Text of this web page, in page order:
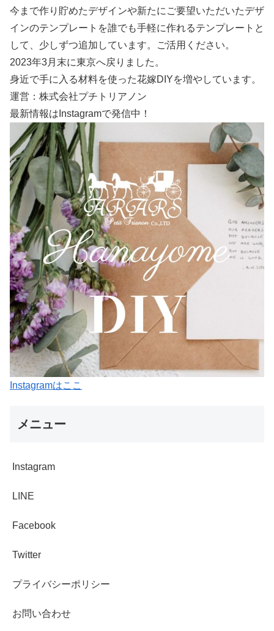
今まで作り貯めたデザインや新たにご要望いただいたデザ
インのテンプレートを誰でも手軽に作れるテンプレートと
して、少しずつ追加しています。ご活用ください。
2023年3月末に東京へ戻りました。
身近で手に入る材料を使った花嫁DIYを増やしています。
運営：株式会社プチトリアノン
最新情報はInstagramで発信中！
Instagramはここ
メニュー
Instagram
LINE
Facebook
Twitter
プライバシーポリシー
お問い合わせ